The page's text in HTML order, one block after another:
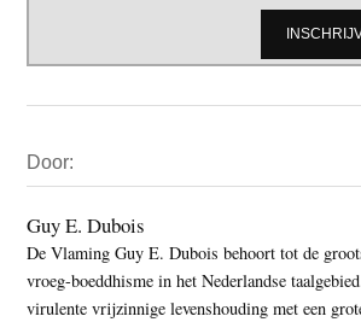
Sidebar
Door:
Guy E. Dubois
De Vlaming Guy E. Dubois behoort tot de
vroeg-boeddhisme in het Nederlandse
virulente vrijzinnige levenshouding met een